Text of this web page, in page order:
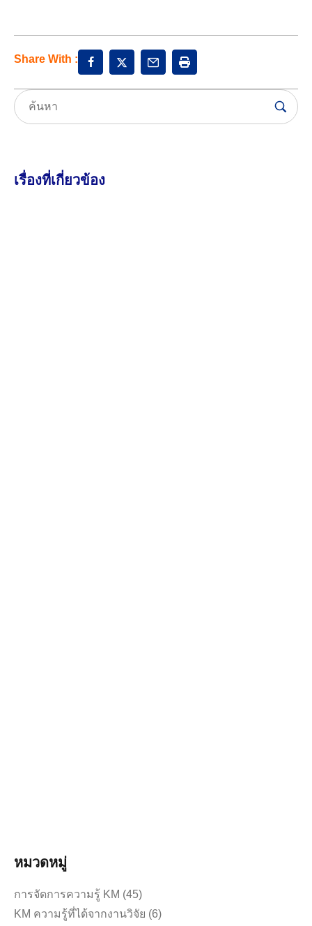
Share With :
เรื่องที่เกี่ยวข้อง
หมวดหมู่
การจัดการความรู้ KM (45)
KM ความรู้ที่ได้จากงานวิจัย (6)